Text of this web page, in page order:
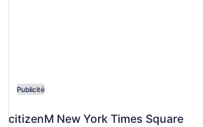
Publicité
citizenM New York Times Square